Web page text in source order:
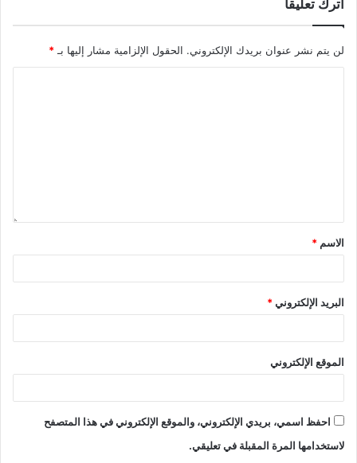
اترك تعليقاً
لن يتم نشر عنوان بريدك الإلكتروني. الحقول الإلزامية مشار إليها بـ*
الاسم *
البريد الإلكتروني*
الموقع الإلكتروني
احفظ اسمي، بريدي الإلكتروني، والموقع الإلكتروني في هذا المتصفح
لاستخدامها المرة المقبلة في تعليقي.